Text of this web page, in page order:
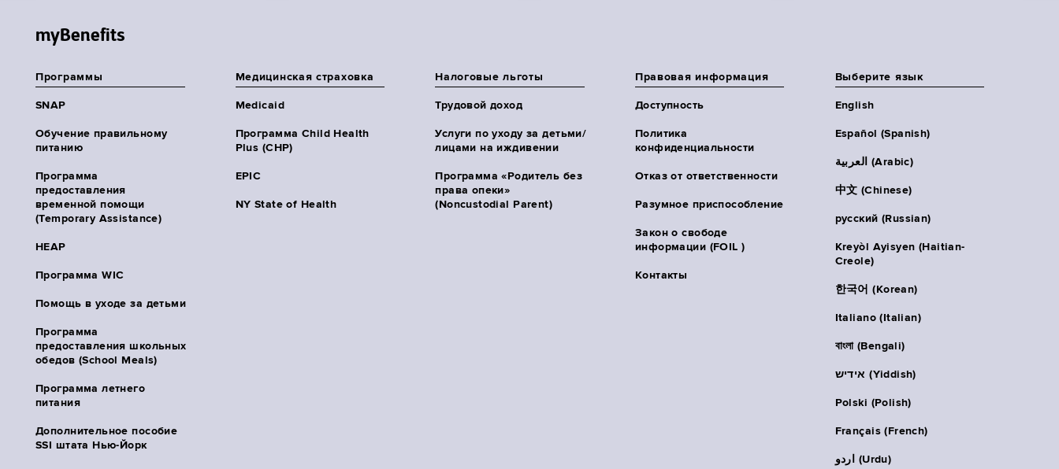
myBenefits
Программы
SNAP
Обучение правильному
питанию
Программа
предоставления
временной помощи
(Temporary Assistance)
HEAP
Программа WIC
Помощь в уходе за детьми
Программа
предоставления школьных
обедов (School Meals)
Программа летнего
питания
Дополнительное пособие
SSI штата Нью-Йорк
Медицинская страховка
Medicaid
Программа Child Health
Plus (CHP)
EPIC
NY State of Health
Налоговые льготы
Трудовой доход
Услуги по уходу за детьми/
лицами на иждивении
Программа «Родитель без
права опеки»
(Noncustodial Parent)
Правовая информация
Доступность
Политика
конфиденциальности
Отказ от ответственности
Разумное приспособление
Закон о свободе
информации (FOIL )
Контакты
Выберите язык
English
Español (Spanish)
العربية (Arabic)
中文 (Chinese)
русский (Russian)
Kreyòl Ayisyen (Haitian-
Creole)
한국어 (Korean)
Italiano (Italian)
বাংলা (Bengali)
אידיש (Yiddish)
Polski (Polish)
Français (French)
اردو (Urdu)